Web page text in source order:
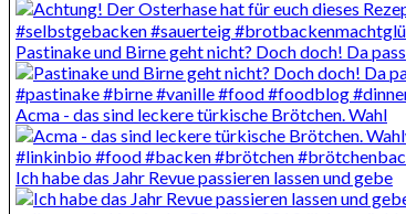
Pastinake und Birne geht nicht? Doch doch! Da pass
Acma - das sind leckere türkische Brötchen. Wahl
Ich habe das Jahr Revue passieren lassen und gebe